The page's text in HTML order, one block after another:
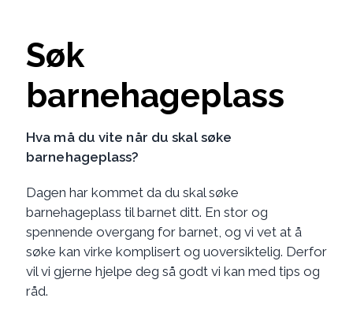
Søk
barnehageplass
Hva må du vite når du skal søke
barnehageplass?
Dagen har kommet da du skal søke
barnehageplass til barnet ditt. En stor og
spennende overgang for barnet, og vi vet at å
søke kan virke komplisert og uoversiktelig. Derfor
vil vi gjerne hjelpe deg så godt vi kan med tips og
råd.